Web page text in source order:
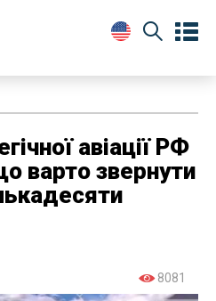
авіації РФ
варто звернути
8081